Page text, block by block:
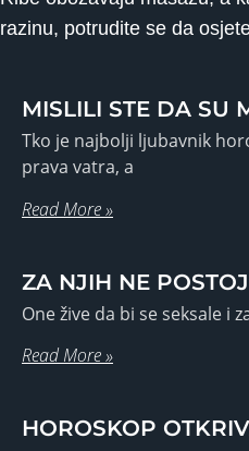
razinu, potrudite se da
MISLILI STE DA
Tko je najbolji ljubavnik
prava vatra, a
Read More »
ZA NJIH NE
One žive da bi se seksale i
Read More »
HOROSKOP